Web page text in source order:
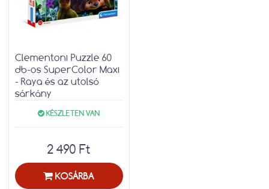
Clementoni Puzzle 60
db-os SuperColor Maxi
- Raya és az utolsó
sárkány
KÉSZLETEN VAN
2 490 Ft
KOSÁRBA